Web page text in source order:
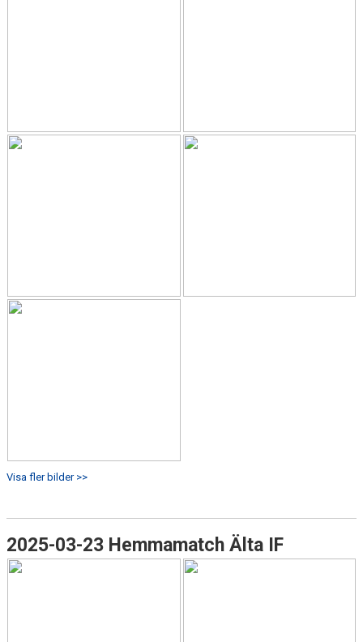
Visa fler bilder >>
2025-03-23 Hemmamatch Älta IF